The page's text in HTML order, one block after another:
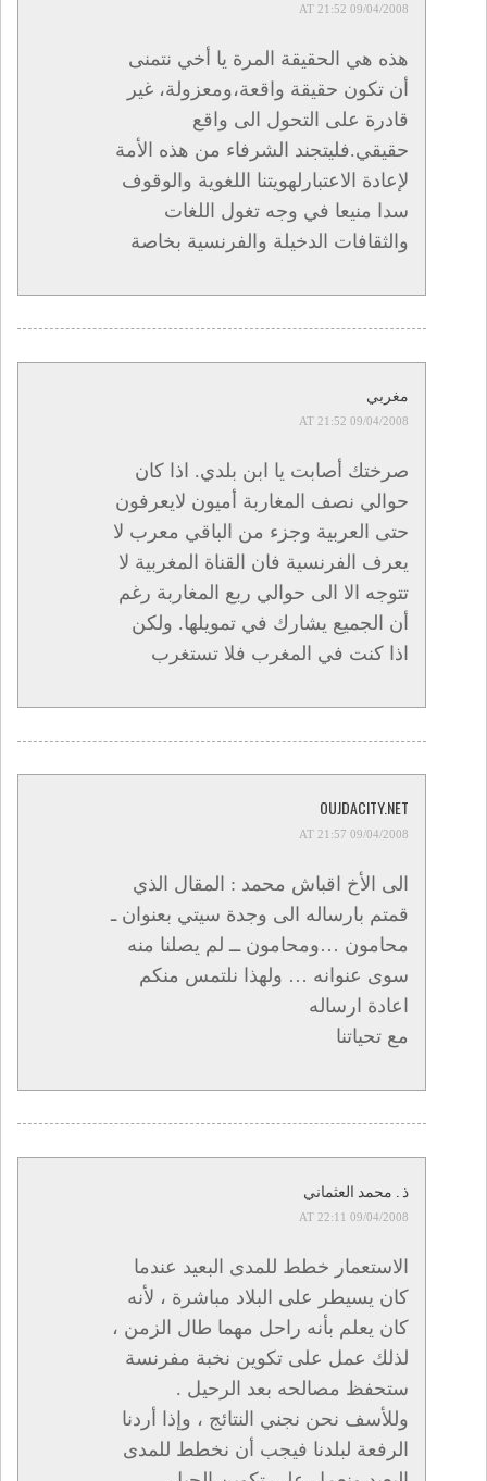
09/04/2008 AT 21:52
هذه هي الحقيقة المرة يا أخي نتمنى
أن تكون حقيقة واقعة،ومعزولة، غير
قادرة على التحول الى واقع
حقيقي.فليتجند الشرفاء من هذه الأمة
لإعادة الاعتبارلهويتنا اللغوية والوقوف
سدا منيعا في وجه تغول اللغات
والثقافات الدخيلة والفرنسية بخاصة
مغربي
09/04/2008 AT 21:52
صرختك أصابت يا ابن بلدي. اذا كان
حوالي نصف المغاربة أميون لايعرفون
حتى العربية وجزء من الباقي معرب لا
يعرف الفرنسية فان القناة المغربية لا
تتوجه الا الى حوالي ربع المغاربة رغم
أن الجميع يشارك في تمويلها. ولكن
اذا كنت في المغرب فلا تستغرب
OUJDACITY.NET
09/04/2008 AT 21:57
الى الأخ اقباش محمد : المقال الذي
قمتم بارساله الى وجدة سيتي بعنوان ـ
محامون …ومحامون ــ لم يصلنا منه
سوى عنوانه … ولهذا نلتمس منكم
اعادة ارساله
مع تحياتنا
ذ . محمد العثماني
09/04/2008 AT 22:11
الاستعمار خطط للمدى البعيد عندما
كان يسيطر على البلاد مباشرة ، لأنه
كان يعلم بأنه راحل مهما طال الزمن ،
لذلك عمل على تكوين نخبة مفرنسة
ستحفظ مصالحه بعد الرحيل .
وللأسف نحن نجني النتائج ، وإذا أردنا
الرفعة لبلدنا فيجب أن نخطط للمدى